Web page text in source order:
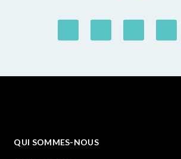
QUI SOMMES-NOUS